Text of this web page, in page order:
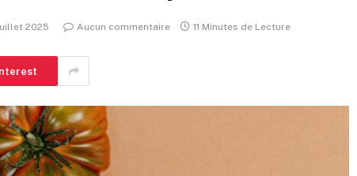
2025 Aucun commentaire 11 Minutes de Lecture